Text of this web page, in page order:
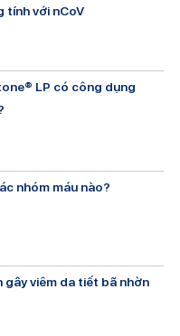
tính với nCoV
LP có công dụng
nhóm máu nào?
gây viêm da tiết bã nhờn